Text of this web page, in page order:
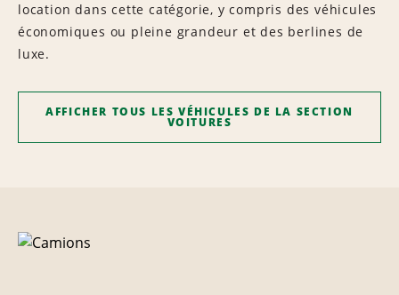
location dans cette catégorie, y compris des véhicules
économiques ou pleine grandeur et des berlines de
luxe.
AFFICHER TOUS LES VÉHICULES DE LA SECTION
VOITURES